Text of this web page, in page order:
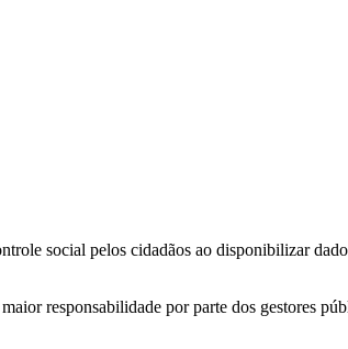
social pelos cidadãos ao disponibilizar
responsabilidade por parte dos gestores